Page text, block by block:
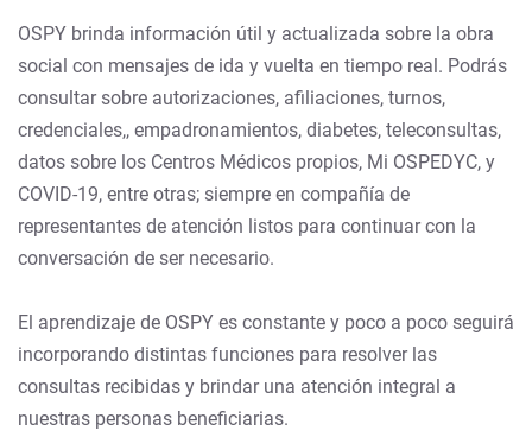
OSPY brinda información útil y actualizada sobre la obra
social con mensajes de ida y vuelta en tiempo real. Podrás
consultar sobre autorizaciones, afiliaciones, turnos,
credenciales,, empadronamientos, diabetes, teleconsultas,
datos sobre los Centros Médicos propios, Mi OSPEDYC, y
COVID-19, entre otras; siempre en compañía de
representantes de atención listos para continuar con la
conversación de ser necesario.
El aprendizaje de OSPY es constante y poco a poco seguirá
incorporando distintas funciones para resolver las
consultas recibidas y brindar una atención integral a
nuestras personas beneficiarias.